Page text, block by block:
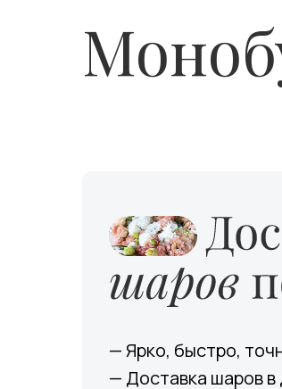
— Ярко, быстро,
— Доставка шаров